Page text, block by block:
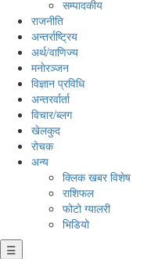
सम्पादकीय
राजनीति
अन्तर्राष्ट्रिय
अर्थ/वाणिज्य
मनाेरञ्जन
विज्ञान प्रविधि
अन्तरर्वार्ता
विचार/ब्लग
खेलकुद
रोचक
अन्य
क्लिक खबर विशेष
राशिफल
फोटो ग्यालरी
भिडियो
☰